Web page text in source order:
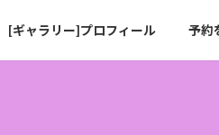
[ギャラリー]プロフィール 予約